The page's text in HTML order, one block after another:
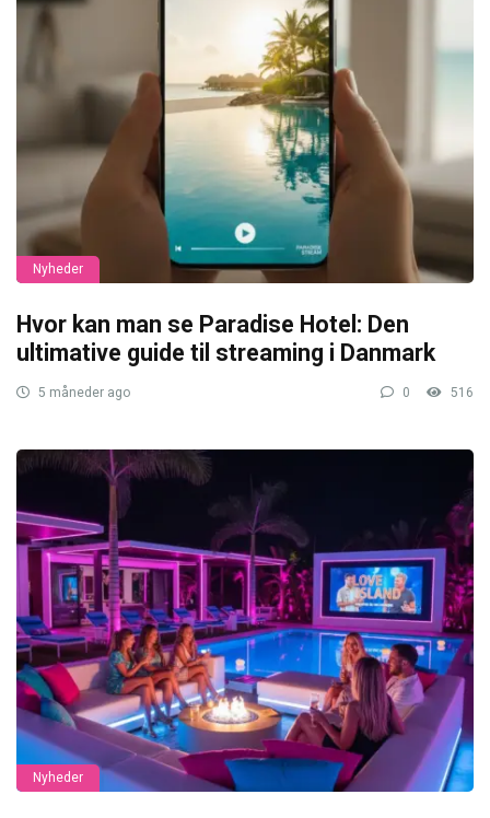
Nyheder
Hvor kan man se Paradise Hotel: Den
ultimative guide til streaming i Danmark
5 måneder ago 0 516
Nyheder